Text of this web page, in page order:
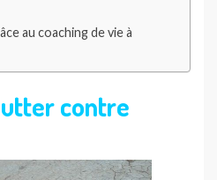
au coaching de vie à
contre